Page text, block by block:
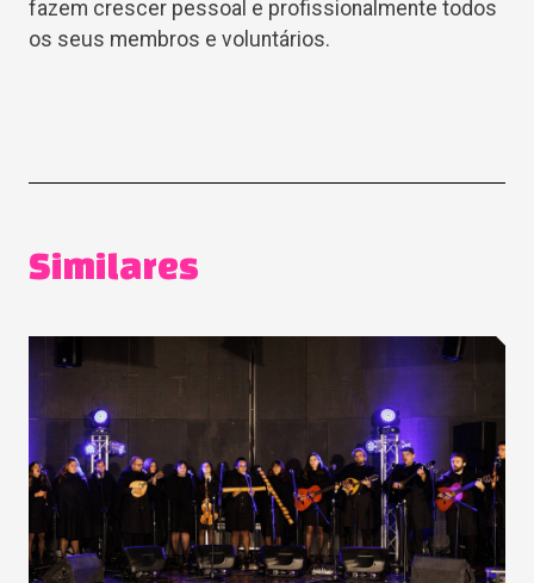
fazem crescer pessoal e profissionalmente todos
os seus membros e voluntários.
Similares